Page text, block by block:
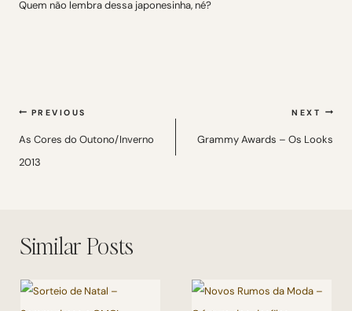
Quem não lembra dessa japonesinha, né?
Navegação
de
Post
PREVIOUS
As Cores do Outono/Inverno
2013
NEXT
Grammy Awards – Os Looks
Similar Posts